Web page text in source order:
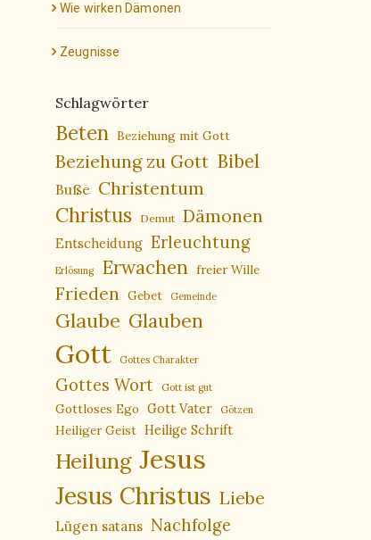
Wie wirken Dämonen
Zeugnisse
Schlagwörter
Beten Beziehung mit Gott
Beziehung zu Gott Bibel
Buße Christentum
Christus Demut Dämonen
Entscheidung Erleuchtung
Erlösung Erwachen freier Wille
Frieden Gebet Gemeinde
Glaube Glauben
Gott Gottes Charakter
Gottes Wort Gott ist gut
Gottloses Ego Gott Vater Götzen
Heiliger Geist Heilige Schrift
Heilung Jesus
Jesus Christus Liebe
Lügen satans Nachfolge